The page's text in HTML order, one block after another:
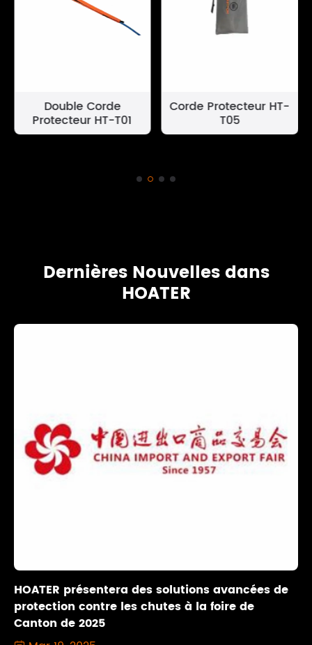
Double Corde
Protecteur HT-T01
Corde Protecteur HT-
T05
Dernières Nouvelles dans
HOATER
HOATER présentera des solutions avancées de
protection contre les chutes à la foire de
Canton de 2025